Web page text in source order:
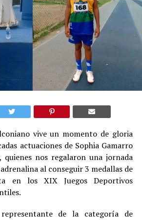
vive un momento de gloria
actuaciones de Sophia Gamarro
quienes nos regalaron una jornada
al conseguir 3 medallas de
en los XIX Juegos Deportivos
representante de la categoría de